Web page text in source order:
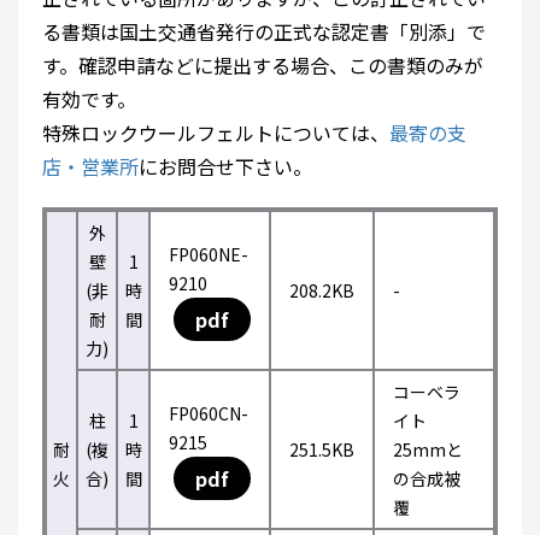
る書類は国土交通省発行の正式な認定書「別添」で
す。確認申請などに提出する場合、この書類のみが
有効です。
特殊ロックウールフェルトについては、 最寄の支
店・営業所にお問合せ下さい。
耐
火
外
壁
(非
耐
力)
1
時
間
FP060NE-
9210
pdf
208.2KB -
柱
(複
合)
1
時
間
FP060CN-
9215
pdf
251.5KB
コーベラ
イト
25mmと
の合成被
覆